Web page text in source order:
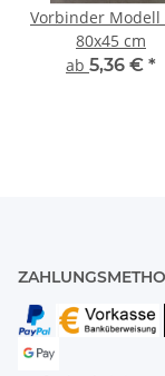
Vorbinder Modell
80x45 cm
ab 5,36 € *